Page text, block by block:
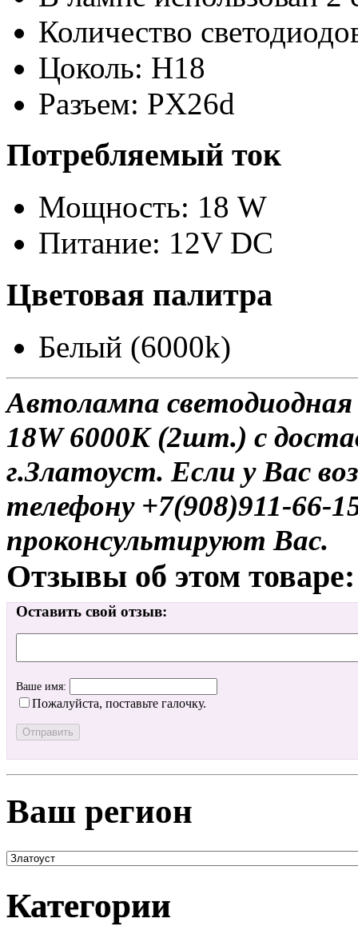
Количество
Цоколь: H18
Разъем: PX26d
Потребляемый ток
Мощность: 18 W
Питание: 12V DC
Цветовая палитра
Белый (6000k)
Автолампа
18W 6000K (2шт.) с
г.Златоуст. Если у Вас
телефону +7(908)911-
проконсультируют Вас.
Отзывы об этом товаре:
Оставить свой отзыв:
Ваше имя:
Пожалуйста, поставьте галочку.
Ваш регион
Категории